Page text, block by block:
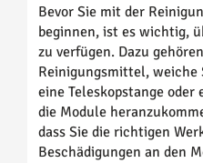
Bevor Sie mit der
beginnen, ist es wichtig,
zu verfügen. Dazu
Reinigungsmittel, weiche
eine Teleskopstange
die Module
dass Sie die richtigen
Beschädigungen an den